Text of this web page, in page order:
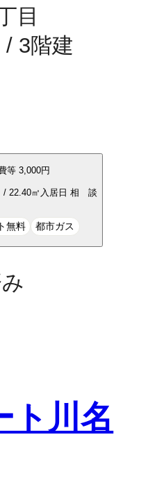
目
/ 3階建
等 3,000円
/ 22.40㎡ 入居日相 談
無料 都市ガス
ト川名